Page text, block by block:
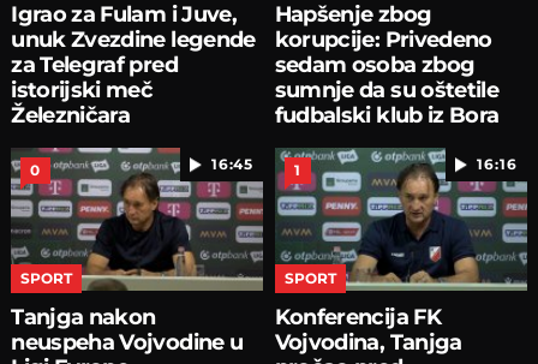
Igrao za Fulam i Juve,
unuk Zvezdine legende
za Telegraf pred
istorijski meč
Železničara
Hapšenje zbog
korupcije: Privedeno
sedam osoba zbog
sumnje da su oštetile
fudbalski klub iz Bora
16:45
0
SPORT
Tanjga nakon
neuspeha Vojvodine u
16:16
1
SPORT
Konferencija FK
Vojvodina, Tanjga